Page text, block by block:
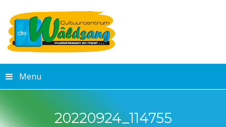
Menu
20220924_114755